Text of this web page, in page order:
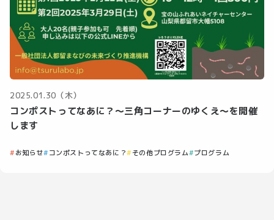
2025.01.30（木）
コンポストってなあに？～三角コーナーのゆくえ～を開催
します
お知らせ コンポストってなあに？ その他プログラム プログラム